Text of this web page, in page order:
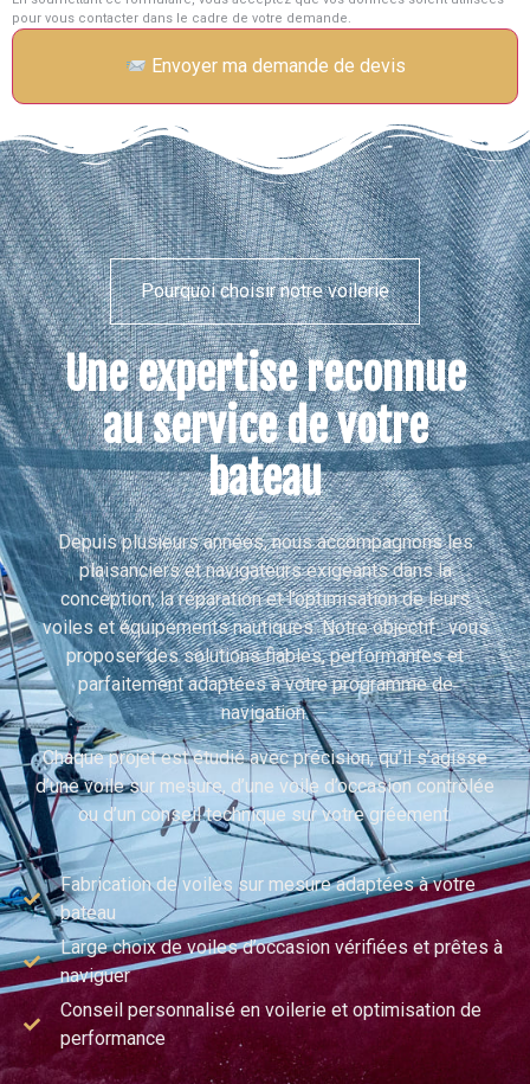
pour vous contacter dans le cadre de votre demande.
Envoyer ma demande de devis
Pourquoi choisir notre voilerie
Une expertise reconnue
au service de votre
bateau
Depuis plusieurs années, nous accompagnons les
plaisanciers et navigateurs exigeants dans la
conception, la réparation et l’optimisation de leurs
voiles et équipements nautiques. Notre objectif : vous
proposer des solutions fiables, performantes et
parfaitement adaptées à votre programme de
navigation.
Chaque projet est étudié avec précision, qu’il s’agisse
d’une voile sur mesure, d’une voile d’occasion contrôlée
ou d’un conseil technique sur votre gréement.
Fabrication de voiles sur mesure adaptées à votre
bateau
Large choix de voiles d’occasion vérifiées et prêtes à
naviguer
Conseil personnalisé en voilerie et optimisation de
performance